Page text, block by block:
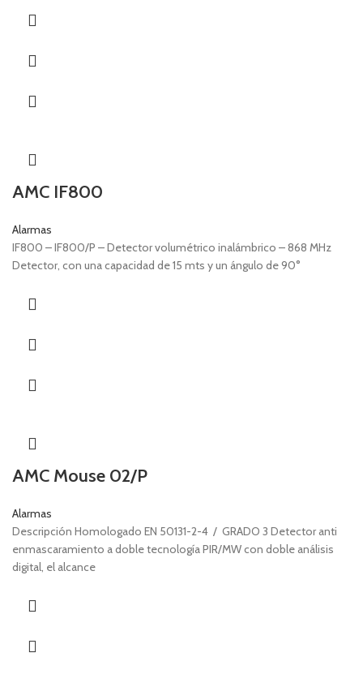
AMC IF800
Alarmas
IF800 – IF800/P – Detector volumétrico inalámbrico – 868 MHz
Detector, con una capacidad de 15 mts y un ángulo de 90°
AMC Mouse 02/P
Alarmas
Descripción Homologado EN 50131-2-4 / GRADO 3 Detector anti
enmascaramiento a doble tecnología PIR/MW con doble análisis
digital, el alcance